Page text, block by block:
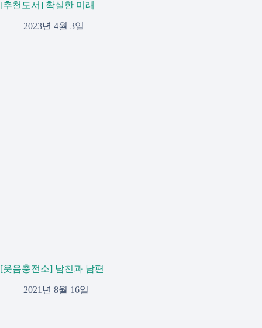
[추천도서] 확실한 미래
2023년 4월 3일
[웃음충전소] 남친과 남편
2021년 8월 16일